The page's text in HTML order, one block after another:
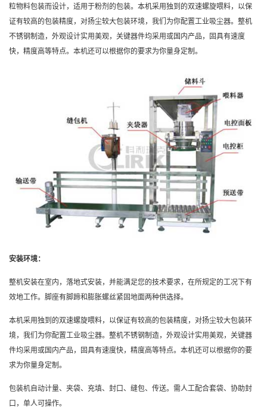
粒物料包装而设计，适用于粉剂的包装。本机采用独到的双速螺旋喂料，以保
证有较高的包装精度，对扬尘较大包装环境，我们为你配置工业吸尘器。整机
不锈钢制造，外观设计实用美观，关键器件均采用或国内产品，固具有速度
快，精度高等特点。本机还可以根据你的要求为你量身定制。
安装环境：
整机安装在室内，落地式安装，并能满足您的技术要求，在所规定的工况下有
效地工作。脚座有脚蹄和膨胀螺丝紧固地面两种供选择。
本机采用独到的双速螺旋喂料，以保证有较高的包装精度，对扬尘较大包装环
境，我们为你配置工业吸尘器。整机不锈钢制造，外观设计实用美观，关键器
件均采用或国内产品，固具有速度快，精度高等特点。本机还可以根据你的要
求为你量身定制。
包装机自动计量、夹袋、充填、封口、缝包、传送。需人工配合套袋、协助封
口，单人可操作。